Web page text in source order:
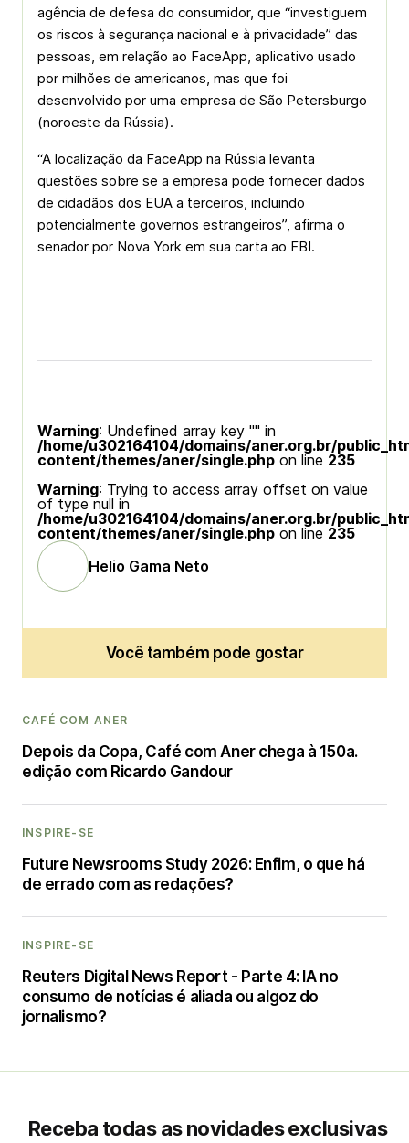
agência de defesa do consumidor, que “investiguem
os riscos à segurança nacional e à privacidade” das
pessoas, em relação ao FaceApp, aplicativo usado
por milhões de americanos, mas que foi
desenvolvido por uma empresa de São Petersburgo
(noroeste da Rússia).
“A localização da FaceApp na Rússia levanta
questões sobre se a empresa pode fornecer dados
de cidadãos dos EUA a terceiros, incluindo
potencialmente governos estrangeiros”, afirma o
senador por Nova York em sua carta ao FBI.
Warning: Undefined array key "" in
/home/u302164104/domains/aner.org.br/
content/themes/aner/single.php on line 235
Warning: Trying to access array offset on value
of type null in
/home/u302164104/domains/aner.org.br/
content/themes/aner/single.php on line 235
Helio Gama Neto
Você também pode gostar
CAFÉ COM ANER
Depois da Copa, Café com Aner chega à 150a.
edição com Ricardo Gandour
INSPIRE-SE
Future Newsrooms Study 2026: Enfim, o que há
de errado com as redações?
INSPIRE-SE
Reuters Digital News Report - Parte 4: IA no
consumo de notícias é aliada ou algoz do
jornalismo?
Receba todas as novidades exclusivas